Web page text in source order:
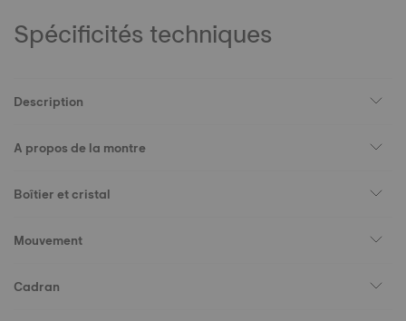
Spécificités techniques
Description
A propos de la montre
Boîtier et cristal
Mouvement
Cadran